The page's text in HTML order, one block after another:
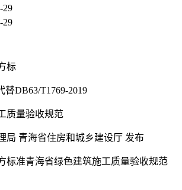
29
29
标
替DB63/T1769-2019
质量验收规范
局 青海省住房和城乡建设厅 发布
标准青海省绿色建筑施工质量验收规范